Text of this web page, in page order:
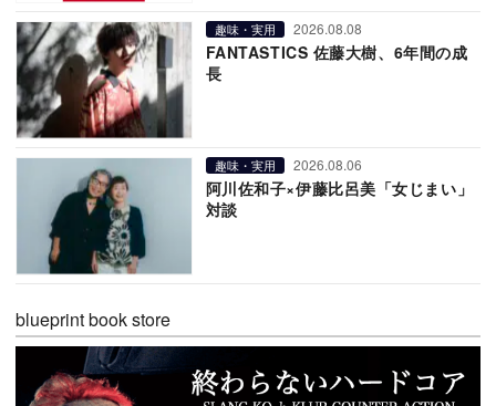
趣味・実用 2026.08.08
FANTASTICS 佐藤大樹、6年間の成
長
趣味・実用 2026.08.06
阿川佐和子×伊藤比呂美「女じまい」
対談
blueprint book store